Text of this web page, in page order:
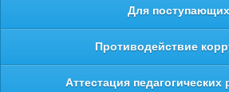
Для поступающих
Противодействие
Аттестация педагогических